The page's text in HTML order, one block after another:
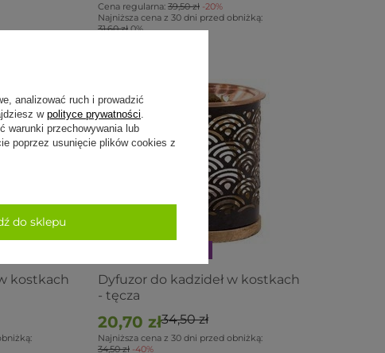
Cena regularna: 39,50 zł -20%
Najniższa cena z 30 dni przed obniżką:
31,60 zł 0%
kostkach
Dyfuzor do kadzideł w kostkach
- tęcza
20,70 zł34,50 zł
Najniższa cena z 30 dni przed obniżką:
34,50 zł -40%
analizować ruch i prowadzić
w polityce prywatności
warunki przechowywania lub
poprzez usunięcie plików cookies z
do sklepu